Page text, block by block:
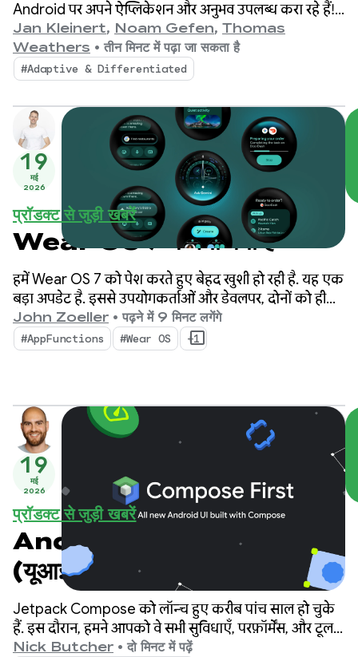
Android पर अपने ऐप्लिकेशन और अनुभव उपलब्ध करा रहे हैं!
पिछले एक साल में, हमने Android Auto और Google की
सुविधाओं वाली कारों में ऐप्लिकेशन के इकोसिस्टम में लगातार
बढ़ोतरी देखी है.
Jan Kleinert, Noam Gefen, Thomas
Weathers • तीन मिनट में पढ़ा जा सकता है
#Adaptive & Differentiated
19
मई
2026
प्रॉडक्ट से जुड़ी खबरें
Wear OS 7 में नया क्या है
हमें Wear OS 7 को पेश करते हुए बेहद खुशी हो रही है. यह एक
बड़ा अपडेट है. इससे उपयोगकर्ताओं और डेवलपर, दोनों को ही
बैटरी की कम खपत और बेहतर परफ़ॉर्मेंस का फ़ायदा मिलेगा.
John Zoeller • पढ़ने में 9 मिनट लगेंगे
#AppFunctions #Wear OS +1
19
मई
2026
प्रॉडक्ट से जुड़ी खबरें
Android का यूज़र इंटरफ़ेस
(यूआई) Compose First है
Jetpack Compose को लॉन्च हुए करीब पांच साल हो चुके
हैं. इस दौरान, हमने आपको वे सभी सुविधाएँ, परफ़ॉर्मेंस, और टूल
उपलब्ध कराने के लिए निवेश किया है जिनकी मदद से, अलग-
Nick Butcher • दो मिनट में पढ़ें